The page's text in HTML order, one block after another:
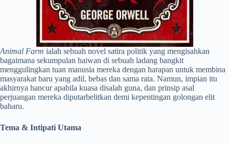
Animal Farm ialah sebuah novel satira politik yang mengisahkan
bagaimana sekumpulan haiwan di sebuah ladang bangkit
menggulingkan tuan manusia mereka dengan harapan untuk membina
masyarakat baru yang adil, bebas dan sama rata. Namun, impian itu
akhirnya hancur apabila kuasa disalah guna, dan prinsip asal
perjuangan mereka diputarbelitkan demi kepentingan golongan elit
baharu.
Tema & Intipati Utama